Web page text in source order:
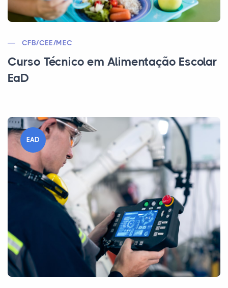
CFB/CEE/MEC
Curso Técnico em Alimentação Escolar
EaD
EAD